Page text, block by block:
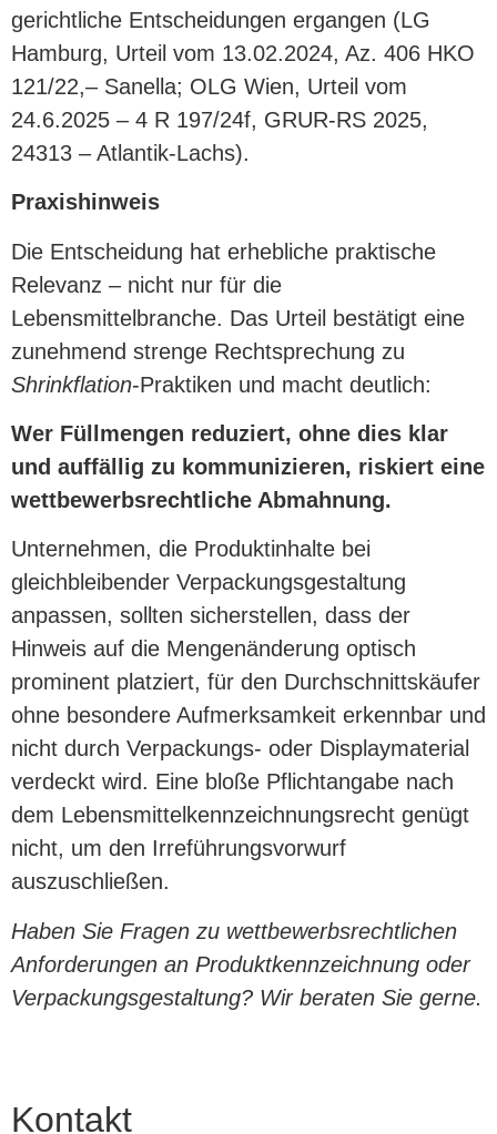
gerichtliche Entscheidungen ergangen (LG
Hamburg, Urteil vom 13.02.2024, Az. 406 HKO
121/22,– Sanella; OLG Wien, Urteil vom
24.6.2025 – 4 R 197/24f, GRUR-RS 2025,
24313 – Atlantik-Lachs).
Praxishinweis
Die Entscheidung hat erhebliche praktische
Relevanz – nicht nur für die
Lebensmittelbranche. Das Urteil bestätigt eine
zunehmend strenge Rechtsprechung zu
Shrinkflation-Praktiken und macht deutlich:
Wer Füllmengen reduziert, ohne dies klar
und auffällig zu kommunizieren, riskiert eine
wettbewerbsrechtliche Abmahnung.
Unternehmen, die Produktinhalte bei
gleichbleibender Verpackungsgestaltung
anpassen, sollten sicherstellen, dass der
Hinweis auf die Mengenänderung optisch
prominent platziert, für den Durchschnittskäufer
ohne besondere Aufmerksamkeit erkennbar und
nicht durch Verpackungs- oder Displaymaterial
verdeckt wird. Eine bloße Pflichtangabe nach
dem Lebensmittelkennzeichnungsrecht genügt
nicht, um den Irreführungsvorwurf
auszuschließen.
Haben Sie Fragen zu wettbewerbsrechtlichen
Anforderungen an Produktkennzeichnung oder
Verpackungsgestaltung? Wir beraten Sie gerne.
Kontakt